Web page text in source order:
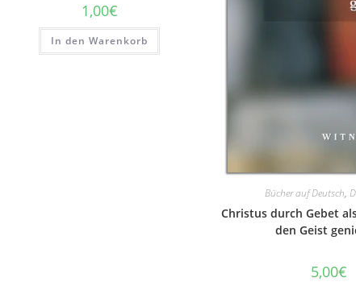
1,00€
In den Warenkorb
Bücher auf Deutsch,
Christus durch Gebet
den Geist
5,00€